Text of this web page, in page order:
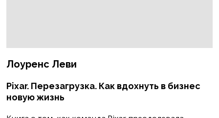
Лоуренс Леви
Pixar. Перезагрузка. Как вдохнуть в бизнес
новую жизнь